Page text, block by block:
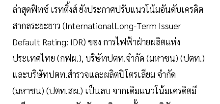
ล่าสุดฟิทช์ เรทติ้งส์ ยังประกาศปรับแนวโน้มอันดับเครดิต
สากลระยะยาว (InternationalLong-Term Issuer
Default Rating: IDR) ของ การไฟฟ้าฝ่ายผลิตแห่ง
ประเทศไทย (กฟผ.), บริษัทปตท.จำกัด (มหาชน) (ปตท.)
และบริษัทปตท.สำรวจและผลิตปิโตรเลียม จำกัด
(มหาชน) (ปตท.สผ.) เป็นลบ จากเดิมแนวโน้มเครดิตมี